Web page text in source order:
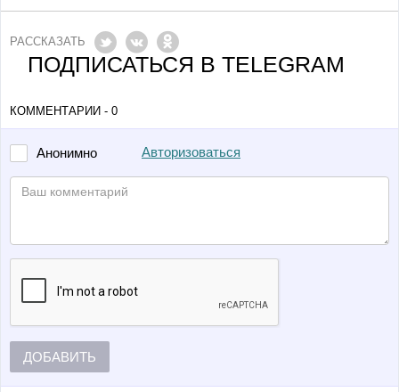
РАССКАЗАТЬ
ПОДПИСАТЬСЯ В TELEGRAM
КОММЕНТАРИИ - 0
Анонимно Авторизоваться
ДОБАВИТЬ